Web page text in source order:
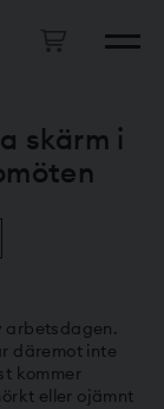
skärm i
arbetsdagen.
däremot inte
kommer
eller ojämnt